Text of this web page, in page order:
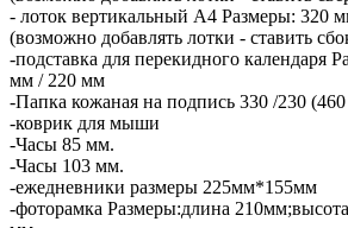
- лоток вертикальный А4 Размеры: 320
(возможно добавлять лотки - ставить
-подставка для перекидного календаря
мм / 220 мм
-Папка кожаная на подпись 330 /230
-коврик для мыши
-Часы 85 мм.
-Часы 103 мм.
-ежедневники размеры 225мм*155мм
-фоторамка Размеры:длина